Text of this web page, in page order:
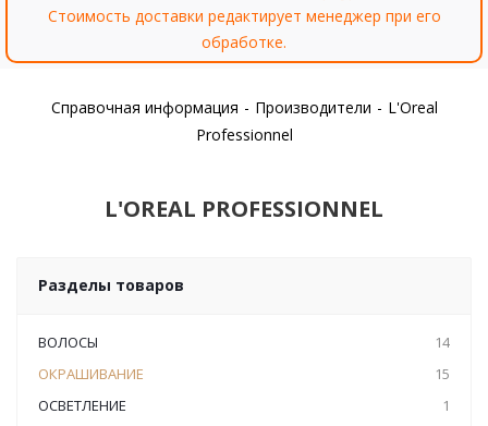
Стоимость доставки редактирует менеджер при его
обработке.
Справочная информация - Производители - L'Oreal
Professionnel
L'OREAL PROFESSIONNEL
Разделы товаров
ВОЛОСЫ
14
ОКРАШИВАНИЕ
15
ОСВЕТЛЕНИЕ
1